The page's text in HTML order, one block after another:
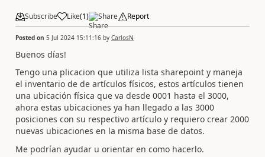
Subscribe Like(1) Share Report
Posted on 5 Jul 2024 15:11:16 by CarlosN
Buenos días!
Tengo una plicacion que utiliza lista sharepoint y maneja
el inventario de de artículos físicos, estos artículos tienen
una ubicación física que va desde 0001 hasta el 3000,
ahora estas ubicaciones ya han llegado a las 3000
posiciones con su respectivo artículo y requiero crear 2000
nuevas ubicaciones en la misma base de datos.
Me podrían ayudar u orientar en como hacerlo.